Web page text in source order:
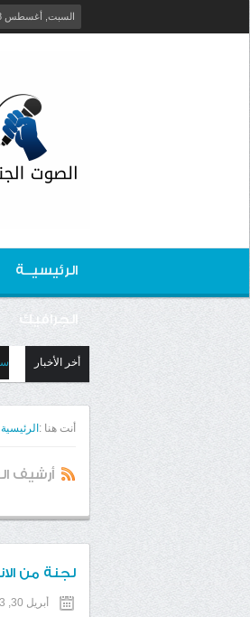
السبت, أغسطس 8, 2026
الرئيسيــة
الجرافيك
أخر الأخبار
أنت هنا : الرئيسية
أرشيف
لجنة من
أبريل 30, 2023